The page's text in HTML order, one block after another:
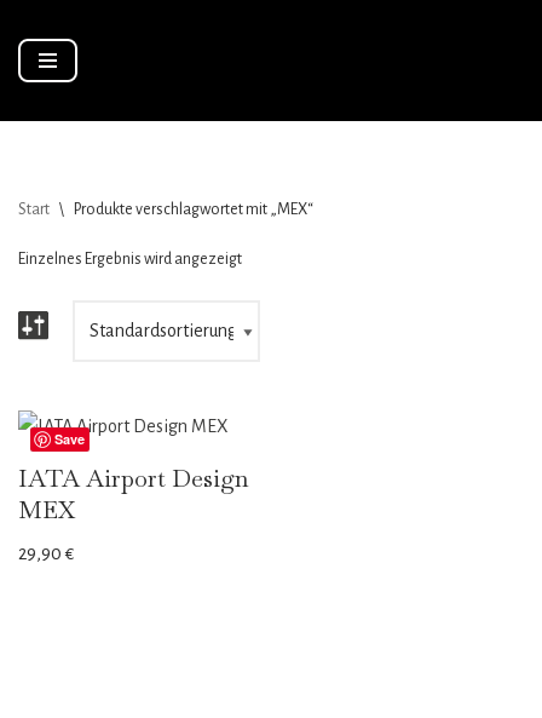
Zum
Start \ Produkte verschlagwortet mit „MEX“
Einzelnes Ergebnis wird angezeigt
Save
IATA Airport Design
MEX
29,90€